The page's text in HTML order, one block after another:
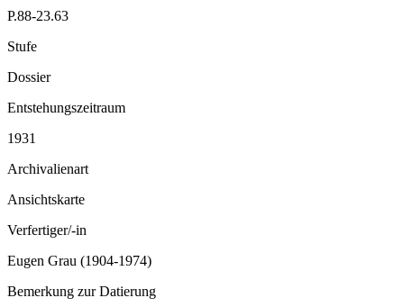
P.88-23.63
Stufe
Dossier
Entstehungszeitraum
1931
Archivalienart
Ansichtskarte
Verfertiger/-in
Eugen Grau (1904-1974)
Bemerkung zur Datierung